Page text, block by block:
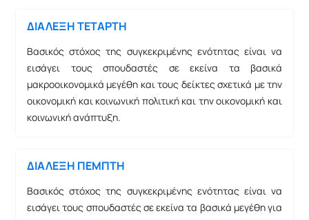
ΔΙΑΛΕΞΗ ΤΕΤΑΡΤΗ
Βασικός στόχος της συγκεκριμένης ενότητας είναι να
εισάγει τους σπουδαστές σε εκείνα τα βασικά
μακροοικονομικά μεγέθη και τους δείκτες σχετικά με την
οικονομική και κοινωνική πολιτική και την οικονομική και
κοινωνική ανάπτυξη.
ΔΙΑΛΕΞΗ ΠΕΜΠΤΗ
Βασικός στόχος της συγκεκριμένης ενότητας είναι να
εισάγει τους σπουδαστές σε εκείνα τα βασικά μεγέθη για